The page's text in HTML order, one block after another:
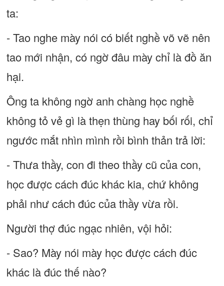
ta:
- Tao nghe mày nói có biết nghề võ vẽ nên
tao mới nhận, có ngờ đâu mày chỉ là đồ ăn
hại.
Ông ta không ngờ anh chàng học nghề
không tỏ vẻ gì là thẹn thùng hay bối rối, chỉ
ngước mắt nhìn mình rồi bình thản trả lời:
- Thưa thầy, con đi theo thầy cũ của con,
học được cách đúc khác kia, chứ không
phải như cách đúc của thầy vừa rồi.
Người thợ đúc ngạc nhiên, vội hỏi:
- Sao? Mày nói mày học được cách đúc
khác là đúc thế nào?